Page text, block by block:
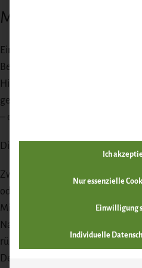
Milanese)
Ein perfektes Ossobuco verlangt
Begleiter. Der Risotto alla
Highlight mit seiner goldgelben
geschmacklich eine ideale
– er harmoniert wunderbar mit
Die Zubereitung erfolgt klassisch:
Zwiebeln in Butter anschwitzen,
oder Carnaroli) hinzufügen und
Mit etwas Weißwein ablöschen
Nach und nach heißen
rühren.
Den Safran in einer kleinen
Ich
Nur essenzielle
Einwilligung
Individuelle